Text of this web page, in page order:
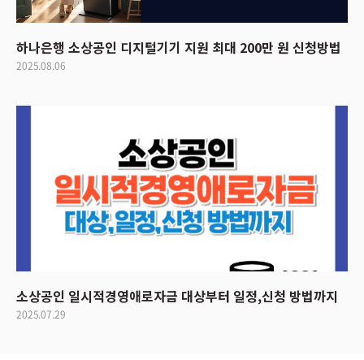
하나은행 소상공인 디지털기기 지원 최대 200만 원 신청방법
2025.08.06
소상공인 일시적경영애로자금 대상부터 일정,신청 방법까지
2025.07.29